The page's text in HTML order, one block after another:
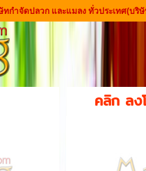
กำจัดปลวก และแมลง ทั่วประเทศ(บริ
คลิก ลง